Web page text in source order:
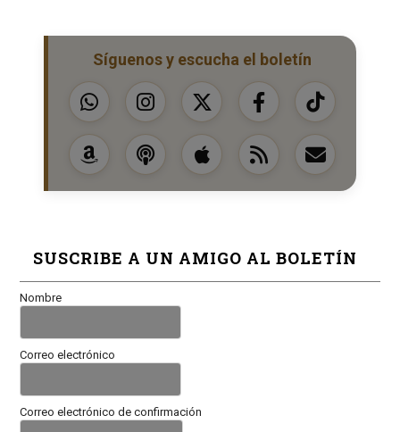
Síguenos y escucha el boletín
SUSCRIBE A UN AMIGO AL BOLETÍN
Nombre
Correo electrónico
Correo electrónico de confirmación